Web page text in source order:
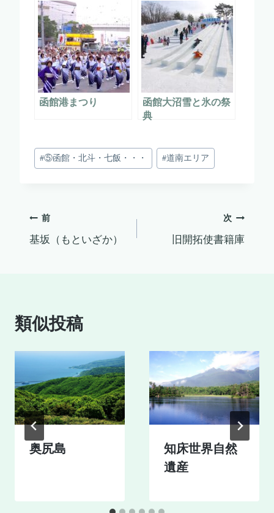
函館港まつり
函館大沼雪と氷の祭
典
投
稿
#⑤函館・北斗・七飯・・・ #道南エリア
投
稿
ゲ
ー
シ
ョ
ン
前
基坂（もといざか）
次
旧開拓使書籍庫
類似投稿
奥尻島
知床世界自然
遺産